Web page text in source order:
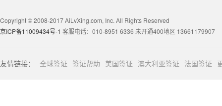
Copyright © 2008-2017 AiLvXing.com, Inc. All Rights Reserved
京ICP备11009434号-1 客服电话：010-8951 6336 未开通400地区 13661179907
友情链接： 全球签证 签证帮助 美国签证 澳大利亚签证 法国签证